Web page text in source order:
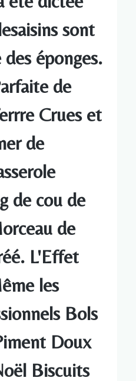
sont
éponges.
de
Crues et
de
de cou de
de
L'Effet
les
Bols
Doux
Biscuits